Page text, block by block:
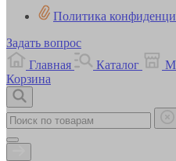
Политика
Задать вопрос
Главная
Каталог
Корзина